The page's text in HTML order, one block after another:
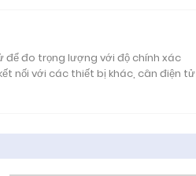
đo trọng lượng với độ chính xác
nối với các thiết bị khác, cân điện tử